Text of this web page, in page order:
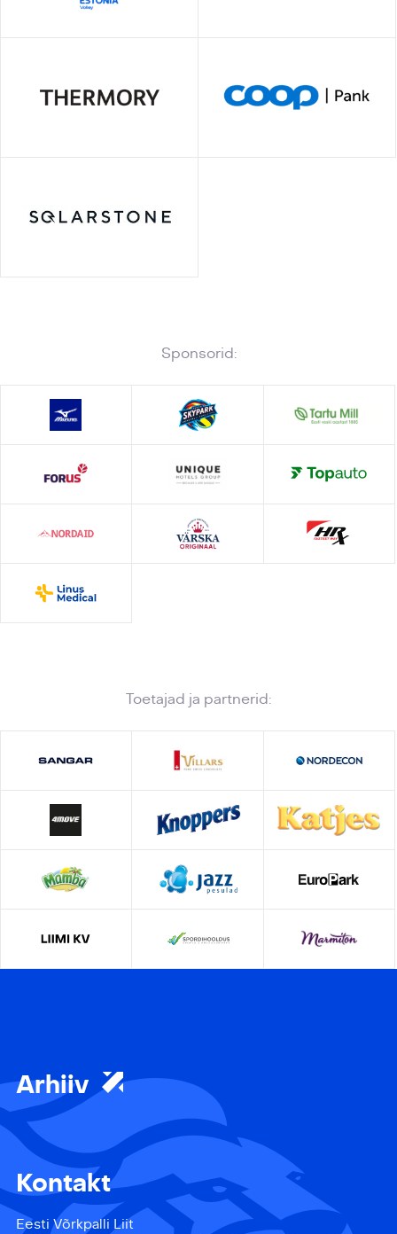
Sponsorid:
Toetajad ja partnerid:
Arhiiv
Kontakt
Eesti Võrkpalli Liit